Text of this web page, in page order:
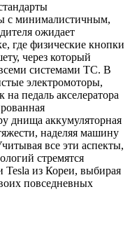
с минималистичным,
ожидает
где физические кнопки
через который
системами ТС. В
электромоторы,
педаль акселератора
днища аккумуляторная
наделяя машину
все эти аспекты,
стремятся
Tesla из Кореи, выбирая
повседневных